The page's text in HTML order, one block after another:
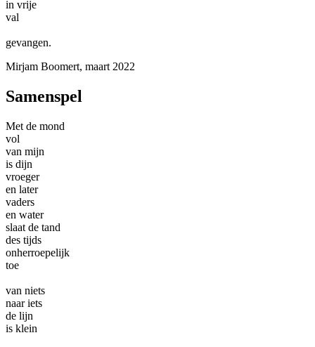
in vrije
val
gevangen.
Mirjam Boomert, maart 2022
Samenspel
Met de mond
vol
van mijn
is dijn
vroeger
en later
vaders
en water
slaat de tand
des tijds
onherroepelijk
toe
van niets
naar iets
de lijn
is klein